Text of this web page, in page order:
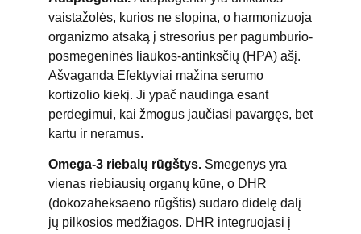
vaistažolės, kurios ne slopina, o harmonizuoja
organizmo atsaką į stresorius per pagumburio-
posmegeninės liaukos-antinksčių (HPA) ašį.
Ašvaganda Efektyviai mažina serumo
kortizolio kiekį. Ji ypač naudinga esant
perdegimui, kai žmogus jaučiasi pavargęs, bet
kartu ir neramus.
Omega-3 riebalų rūgštys. Smegenys yra
vienas riebiausių organų kūne, o DHR
(dokozaheksaeno rūgštis) sudaro didelę dalį
jų pilkosios medžiagos. DHR integruojasi į